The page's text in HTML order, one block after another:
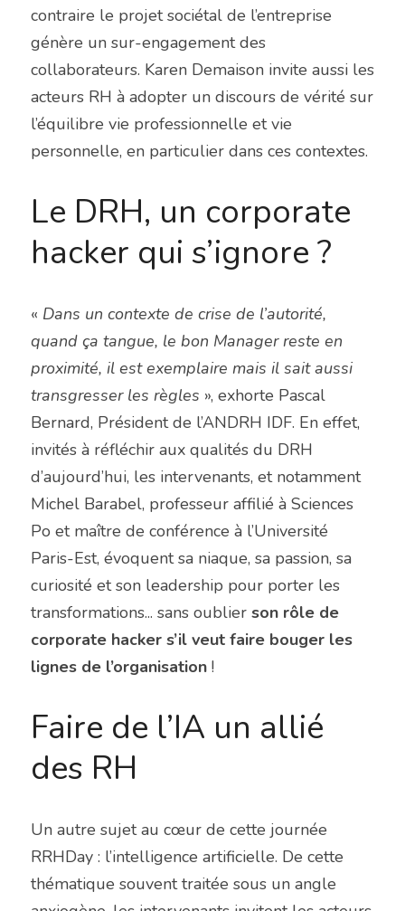
contraire le projet sociétal de l’entreprise
génère un sur-engagement des
collaborateurs. Karen Demaison invite aussi les
acteurs RH à adopter un discours de vérité sur
l’équilibre vie professionnelle et vie
personnelle, en particulier dans ces contextes.
Le DRH, un corporate
hacker qui s’ignore ?
« Dans un contexte de crise de l’autorité,
quand ça tangue, le bon Manager reste en
proximité, il est exemplaire mais il sait aussi
transgresser les règles », exhorte Pascal
Bernard, Président de l’ANDRH IDF. En effet,
invités à réfléchir aux qualités du DRH
d’aujourd’hui, les intervenants, et notamment
Michel Barabel, professeur affilié à Sciences
Po et maître de conférence à l’Université
Paris-Est, évoquent sa niaque, sa passion, sa
curiosité et son leadership pour porter les
transformations... sans oublier son rôle de
corporate hacker s’il veut faire bouger les
lignes de l’organisation !
Faire de l’IA un allié
des RH
Un autre sujet au cœur de cette journée
RRHDay : l’intelligence artificielle. De cette
thématique souvent traitée sous un angle